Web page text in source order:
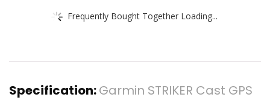
Frequently Bought Together Loading...
Specification:Garmin STRIKER Cast GPS